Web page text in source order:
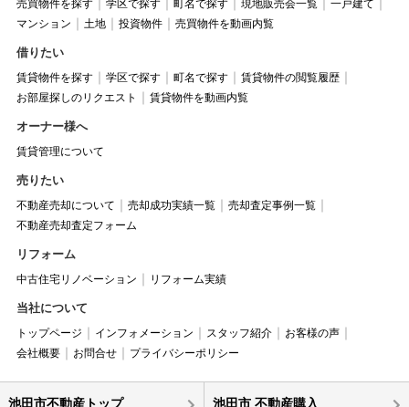
売買物件を探す 学区で探す 町名で探す 現地販売会一覧
一戸建て
マンション
土地 投資物件 売買物件を動画内覧
借りたい
賃貸物件を探す 学区で探す 町名で探す
賃貸物件の閲覧履歴
お部屋探しのリクエスト
賃貸物件を動画内覧
オーナー様へ
賃貸管理について
売りたい
不動産売却について 売却成功実績一覧
売却査定事例一覧
不動産売却査定フォーム
リフォーム
中古住宅リノベーション リフォーム実績
当社について
トップページ インフォメーション スタッフ紹介
お客様の声
会社概要
お問合せ プライバシーポリシー
池田市不動産トップ 池田市 不動産購入